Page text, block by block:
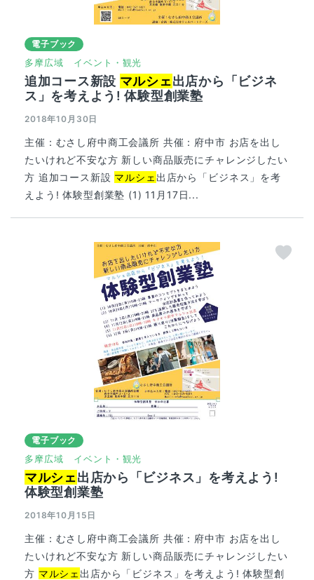
電子ブック
多摩広域 イベント・観光
追加コース新設 マルシェ出店から「ビジネ
ス」を考えよう! 体験型創業塾
2018年10月30日
主催：むさし府中商⼯会議所 共催：府中市 お店を出し
たいけれど不安な方 新しい商品販売にチャレンジしたい
方 追加コース新設 マルシェ 出店から「ビジネス」を考
えよう! 体験型創業塾 (1) 11月17日...
電子ブック
多摩広域 イベント・観光
マルシェ出店から「ビジネス」を考えよう!
体験型創業塾
2018年10月15日
主催：むさし府中商⼯会議所 共催：府中市 お店を出し
たいけれど不安な方 新しい商品販売にチャレンジしたい
方 マルシェ 出店から「ビジネス」を考えよう! 体験型創